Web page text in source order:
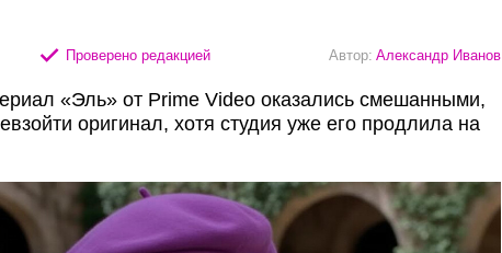
Проверено редакцией Автор: Александр Иванов
«Эль» от Prime Video оказались смешанными,
оригинал, хотя студия уже его продлила на